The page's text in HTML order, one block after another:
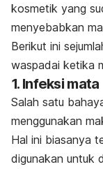
kosmetik yang
menyebabkan
Berikut ini
waspadai ketika
1. Infeksi mata
Salah satu
menggunakan
Hal ini biasanya
digunakan untuk